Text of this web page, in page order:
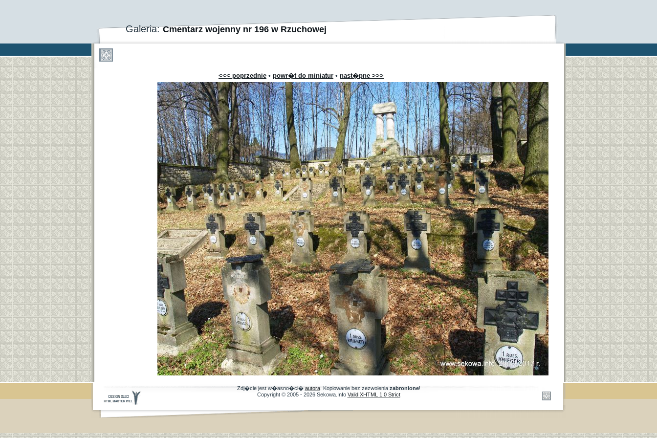
Galeria:Cmentarz wojenny nr 196 w Rzuchowej
<<< poprzednie • powr�t do miniatur • nast�pne >>>
Zdj�cie jest w�asno�ci� autora. Kopiowanie bez zezwolenia zabronione!
Copyright © 2005 - 2026 Sekowa.Info Valid XHTML 1.0 Strict